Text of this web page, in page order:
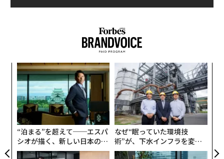
“泊まる”を超えて──エスパ
シオが描く、新しい日本のラ
グジュアリー（前編）
なぜ“眠っていた環境技
術”が、下水インフラを変え
たのか──産総研×月島JFE